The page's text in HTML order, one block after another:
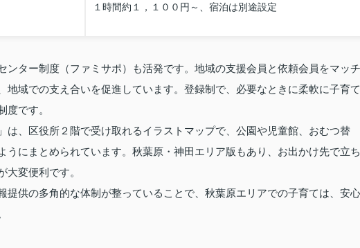
１時間約１，１００円～、宿泊は別途設定
ンター制度（ファミサポ）も活発です。地域の支援会員と依頼会員をマッチ
地域での支え合いを促進しています。登録制で、必要なときに柔軟に子育て
度です。
は、区役所２階で受け取れるイラストマップで、公園や児童館、おむつ替
うにまとめられています。秋葉原・神田エリア版もあり、お出かけ先で立ち
変便利です。
提供の多角的な体制が整っていることで、秋葉原エリアでの子育ては、安心